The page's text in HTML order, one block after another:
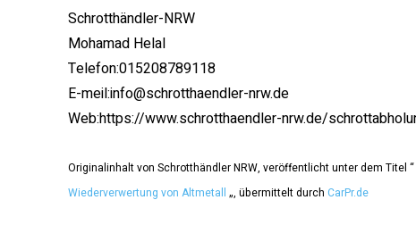
Schrotthändler-NRW
Mohamad Helal
Telefon:015208789118
E-meil:info@schrotthaendler-nrw.de
Web:https://www.schrotthaendler-nrw.de/
Originalinhalt von Schrotthändler NRW, veröffentlicht unter dem Titel “
Wiederverwertung von Altmetall „, übermittelt durch CarPr.de